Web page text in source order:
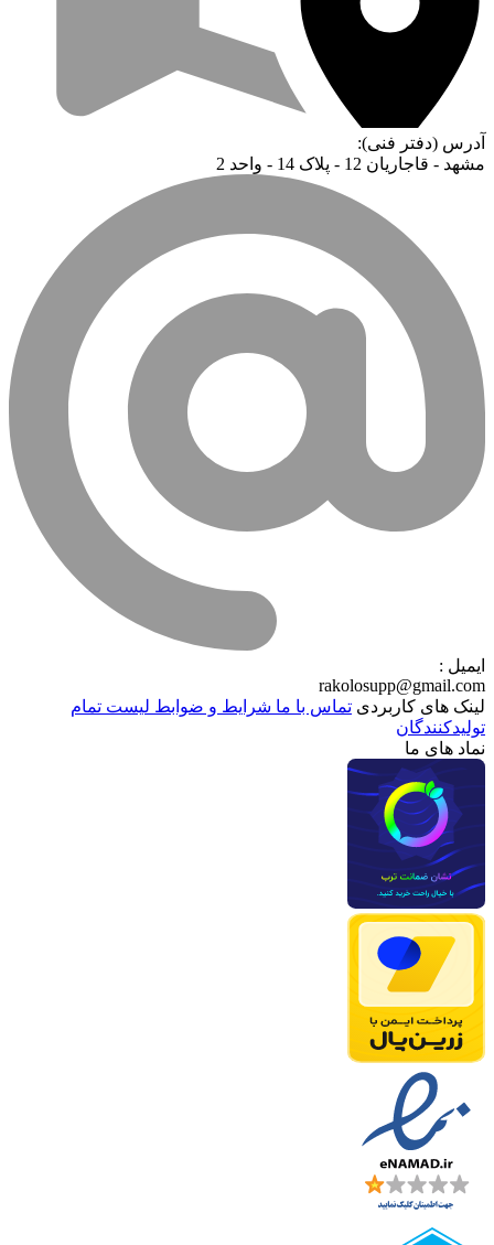
آدرس (دفتر فنی):
مشهد - قاجاریان 12 - پلاک 14 - واحد 2
ایمیل :
rakolosupp@gmail.com
لینک های کاربردی تماس با ماشرایط و ضوابطلیست تمام
تولیدکنندگان
نماد های ما